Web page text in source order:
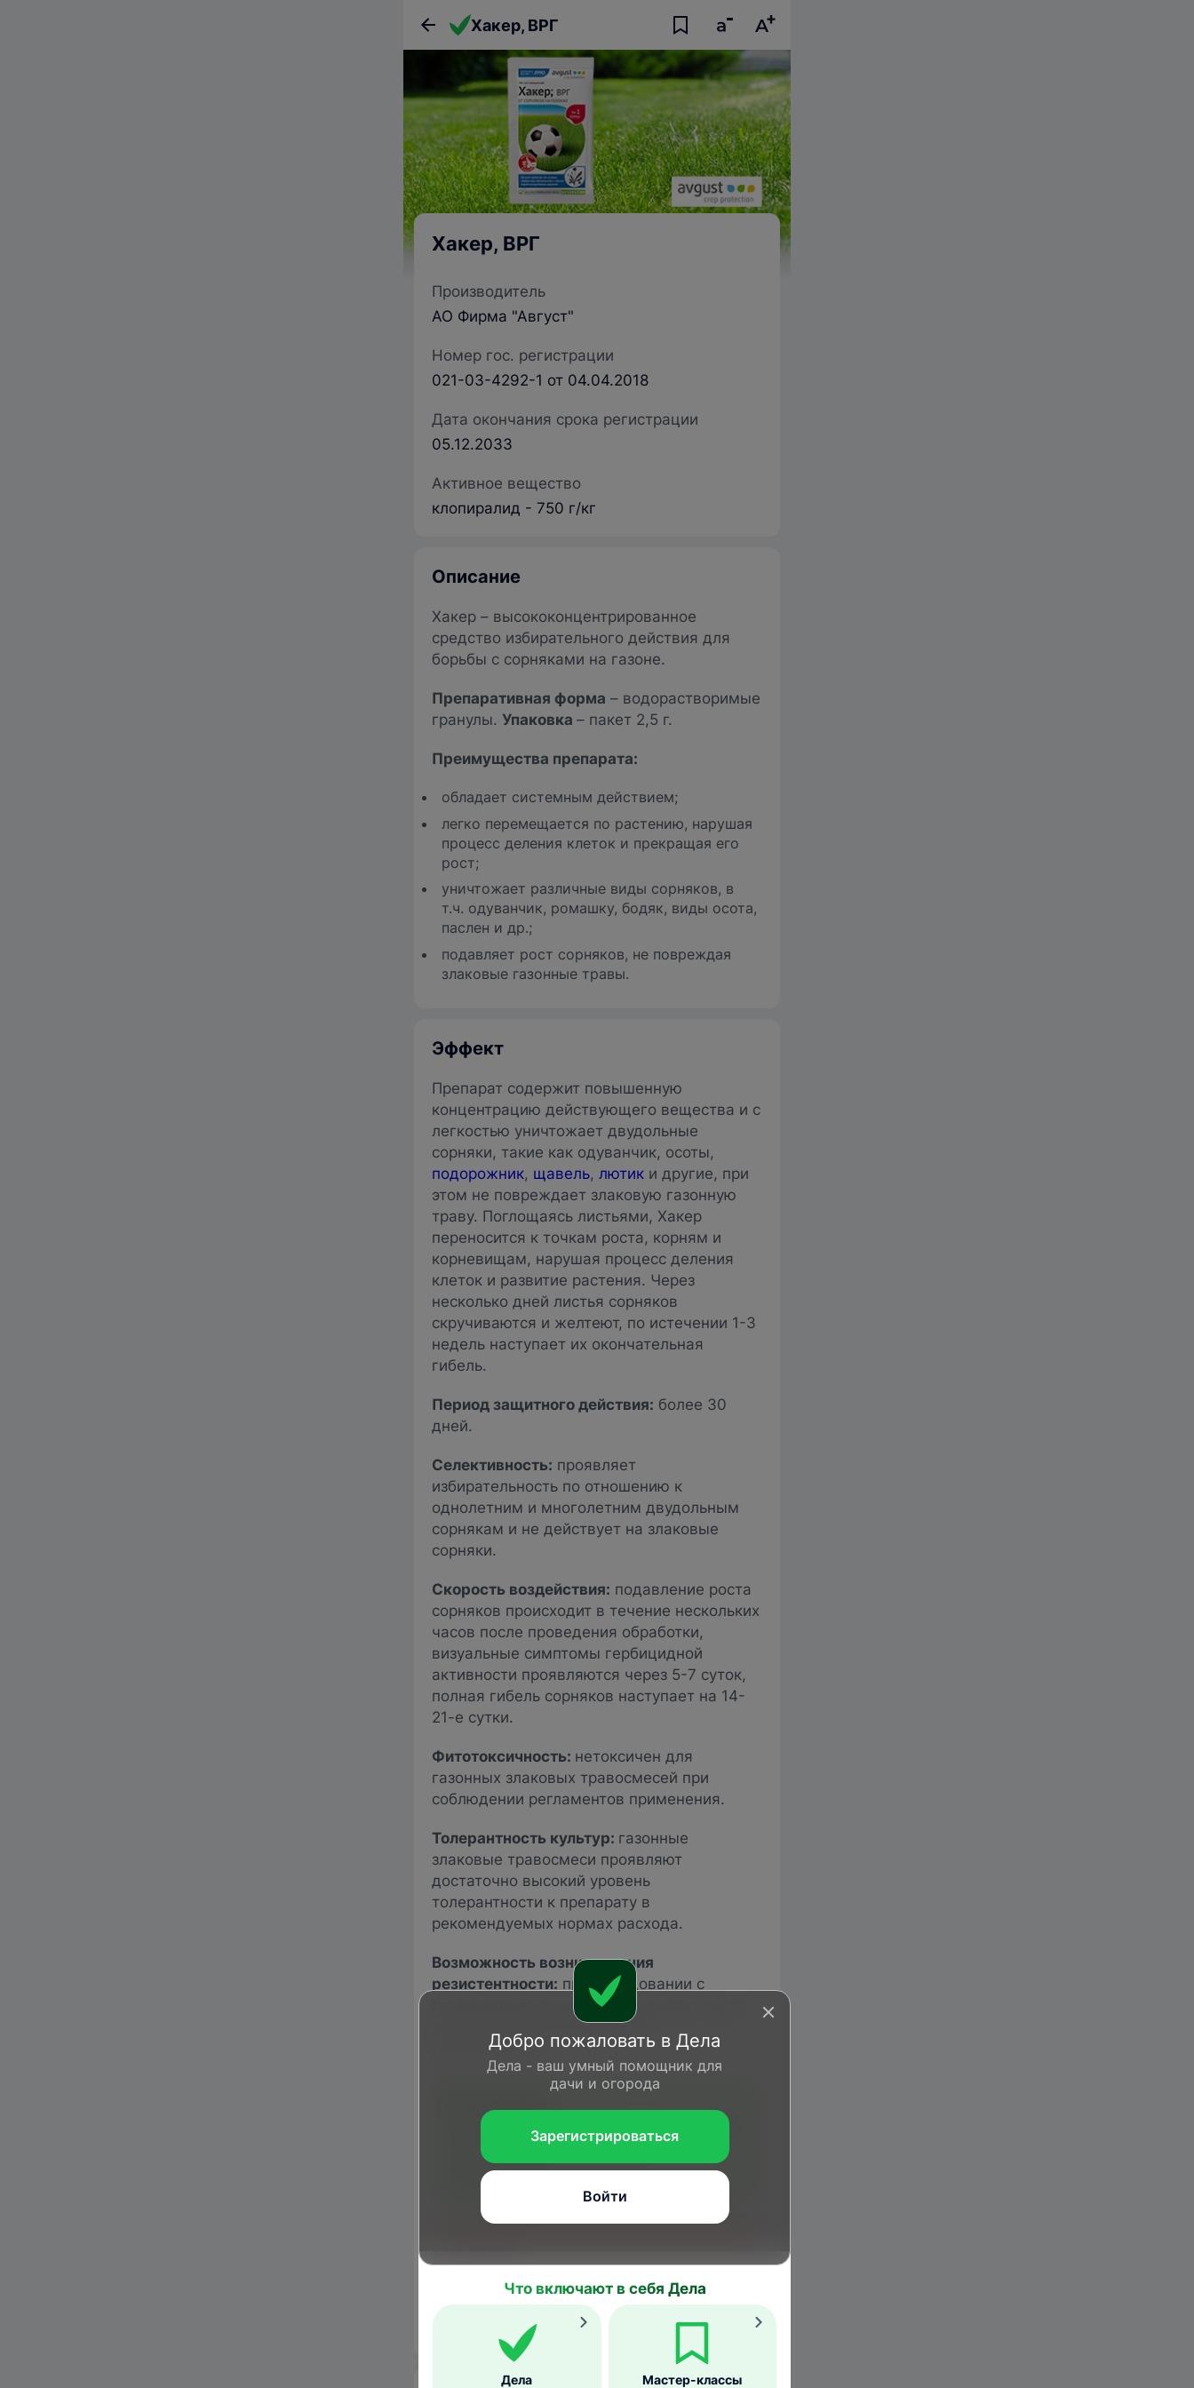
Хакер, ВРГ
Хакер, ВРГ
Производитель
АО Фирма "Август"
Номер гос. регистрации
021-03-4292-1 от 04.04.2018
Дата окончания срока регистрации
05.12.2033
Активное вещество
клопиралид - 750 г/кг
Описание
Хакер – высококонцентрированное
средство избирательного действия для
борьбы с сорняками на газоне.
Препаративная форма – водорастворимые
гранулы. Упаковка – пакет 2,5 г.
Преимущества препарата:
обладает системным действием;
легко перемещается по растению, нарушая
процесс деления клеток и прекращая его
рост;
уничтожает различные виды сорняков, в
т.ч. одуванчик, ромашку, бодяк, виды осота,
паслен и др.;
подавляет рост сорняков, не повреждая
злаковые газонные травы.
Эффект
Препарат содержит повышенную
концентрацию действующего вещества и с
легкостью уничтожает двудольные
сорняки, такие как одуванчик, осоты,
подорожник, щавель, лютик и другие, при
этом не повреждает злаковую газонную
траву. Поглощаясь листьями, Хакер
переносится к точкам роста, корням и
корневищам, нарушая процесс деления
клеток и развитие растения. Через
несколько дней листья сорняков
скручиваются и желтеют, по истечении 1-3
недель наступает их окончательная
гибель.
Период защитного действия: более 30
дней.
Селективность: проявляет
избирательность по отношению к
однолетним и многолетним двудольным
сорнякам и не действует на злаковые
сорняки.
Скорость воздействия: подавление роста
сорняков происходит в течение нескольких
часов после проведения обработки,
визуальные симптомы гербицидной
активности проявляются через 5-7 суток,
полная гибель сорняков наступает на 14-
21-е сутки.
Фитотоксичность: нетоксичен для
газонных злаковых травосмесей при
соблюдении регламентов применения.
Толерантность культур: газонные
злаковые травосмеси проявляют
достаточно высокий уровень
толерантности к препарату в
рекомендуемых нормах расхода.
Возможность возникновения
резистентности: при чередовании с
гербицидами из других химических групп
возникновение устойчивости
маловероятно.
Класс опасности – 3-й (умеренно опасное
соединение).
Класс опасности для пчел – 3-
й (малоопасен).
водоохранных зонах водных объектов и
авиационным методом.
Добро пожаловать в Дела
Дела - ваш умный помощник для
дачи и огорода
Зарегистрироваться
Войти
Что включают в себя Дела
Дела Мастер-классы